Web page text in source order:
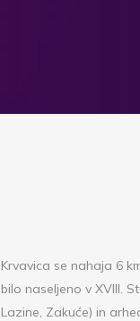
Krvavica se nahaja 6
bilo naseljeno v XVIII.
Lazine, Zakuće) in